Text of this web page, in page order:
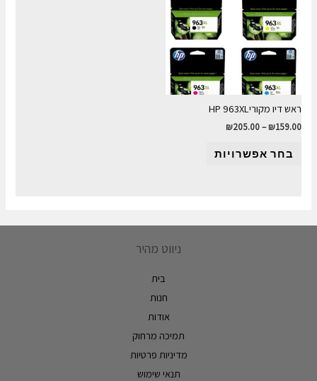
ראש דיו מקוריHP 963XL
₪159.00
–
₪205.00
בחר אפשרויות
ניווט מהיר
בית
חנות
אודות
תמיכה מרחוק
מדיניות פרטיות
תנאי שימוש